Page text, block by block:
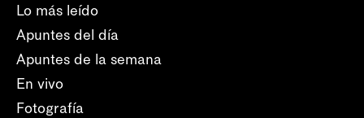
Lo más leído
Apuntes del día
Apuntes de la semana
En vivo
Fotografía